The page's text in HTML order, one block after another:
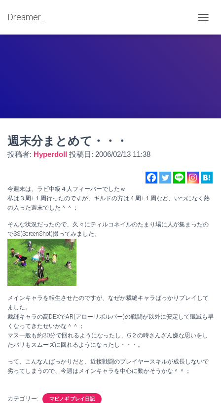
Dreamer...
ビ
替
週末分まとめて・・・
投稿者: Hyperdoll 投稿日: 2006/02/13 11:38
今週末は、ラビ中級４人フィーバーでしたｗ
私は３周+１周行ったのですが、ギルドの方は４周+１周など、いつになく熱
の入った週末でした＾＾；
そんな状況だったので、久々にティルコネイルのたまり場に人が集まったの
でSS(ScreenShot)撮ってみました。
メインキャラを転生させたのですが、なぜか裁縫キャラばっかりプレイして
ました。
裁縫キャラの高DEXでAR(アローリボルバー)の戦闘が以外に安定して殲滅も早
くなってきたせいかな＾＾；
マス一般も約30分で回れるようになったし、G２の時さんざん嫌な思いをし
たバリもスムーズに回れるようになったし・・・。
って、こんなんばっかりだと、近接戦闘のプレイヤースキルが成長しないで
劣ってしまうので、今週はメインキャラを中心に動かそうかな＾＾；
カテゴリー: マビノギ プレイ日記